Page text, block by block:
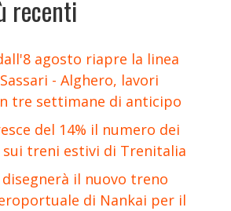
recenti
agosto riapre la linea
- Alghero, lavori
tre settimane di anticipo
del 14% il numero dei
sui treni estivi di Trenitalia
il nuovo treno
di Nankai per il